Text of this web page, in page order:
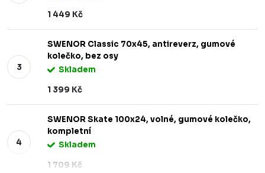
1 449 Kč
SWENOR Classic 70x45, antireverz, gumové
kolečko, bez osy
Skladem
1 399 Kč
SWENOR Skate 100x24, volné, gumové kolečko,
kompletní
Skladem
1 709 Kč